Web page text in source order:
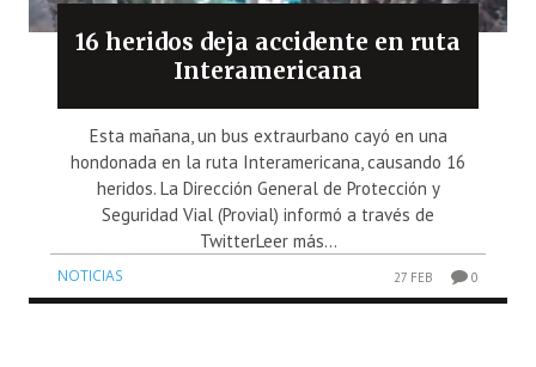
16 heridos deja accidente en ruta
Interamericana
Esta mañana, un bus extraurbano cayó en una
hondonada en la ruta Interamericana, causando 16
heridos. La Dirección General de Protección y
Seguridad Vial (Provial) informó a través de
TwitterLeer más...
NOTICIAS 27 FEB 0